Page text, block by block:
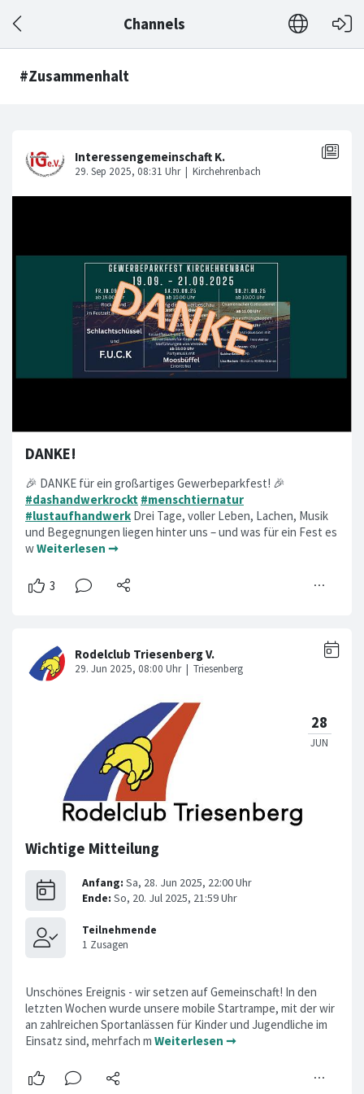
Channels
#Zusammenhalt
DANKE!
🎉 DANKE für ein großartiges Gewerbeparkfest! 🎉
#dashandwerkrockt #menschtiernatur
#lustaufhandwerk Drei Tage, voller Leben, Lachen, Musik
und Begegnungen liegen hinter uns – und was für ein Fest es
wWeiterlesen ➞
Wichtige Mitteilung
Unschönes Ereignis - wir setzen auf Gemeinschaft! In den
letzten Wochen wurde unsere mobile Startrampe, mit der wir
an zahlreichen Sportanlässen für Kinder und Jugendliche im
Einsatz sind, mehrfach m Weiterlesen ➞